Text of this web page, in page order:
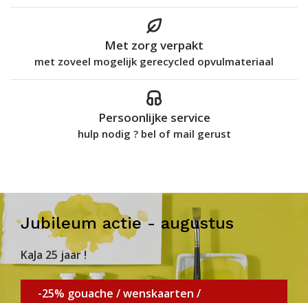
Met zorg verpakt
met zoveel mogelijk gerecycled opvulmateriaal
Persoonlijke service
hulp nodig ? bel of mail gerust
Jubileum actie - augustus
KaJa 25 jaar !
-25% gouache / wenskaarten /